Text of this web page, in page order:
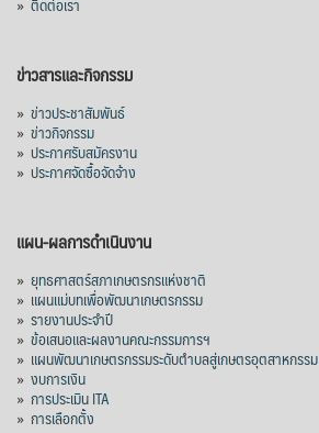
ข่าวสารและกิจกรรม
» ข่าวประชาสัมพันธ์
» ข่าวกิจกรรม
» ประกาศรับสมัครงาน
» ประกาศจัดซื้อจัดจ้าง
แผน-ผลการดำเนินงาน
» ยุทธศาสตร์สภาเกษตรกรแห่งชาติ
» แผนแม่บทเพื่อพัฒนาเกษตรกรรม
» รายงานประจำปี
» ข้อเสนอและผลงานคณะกรรมการฯ
» แผนพัฒนาเกษตรกรรมระดับตำบลสู่เกษตรอุตสาหกรรม
» งบการเงิน
» การประเมิน ITA
» การเลือกตั้ง